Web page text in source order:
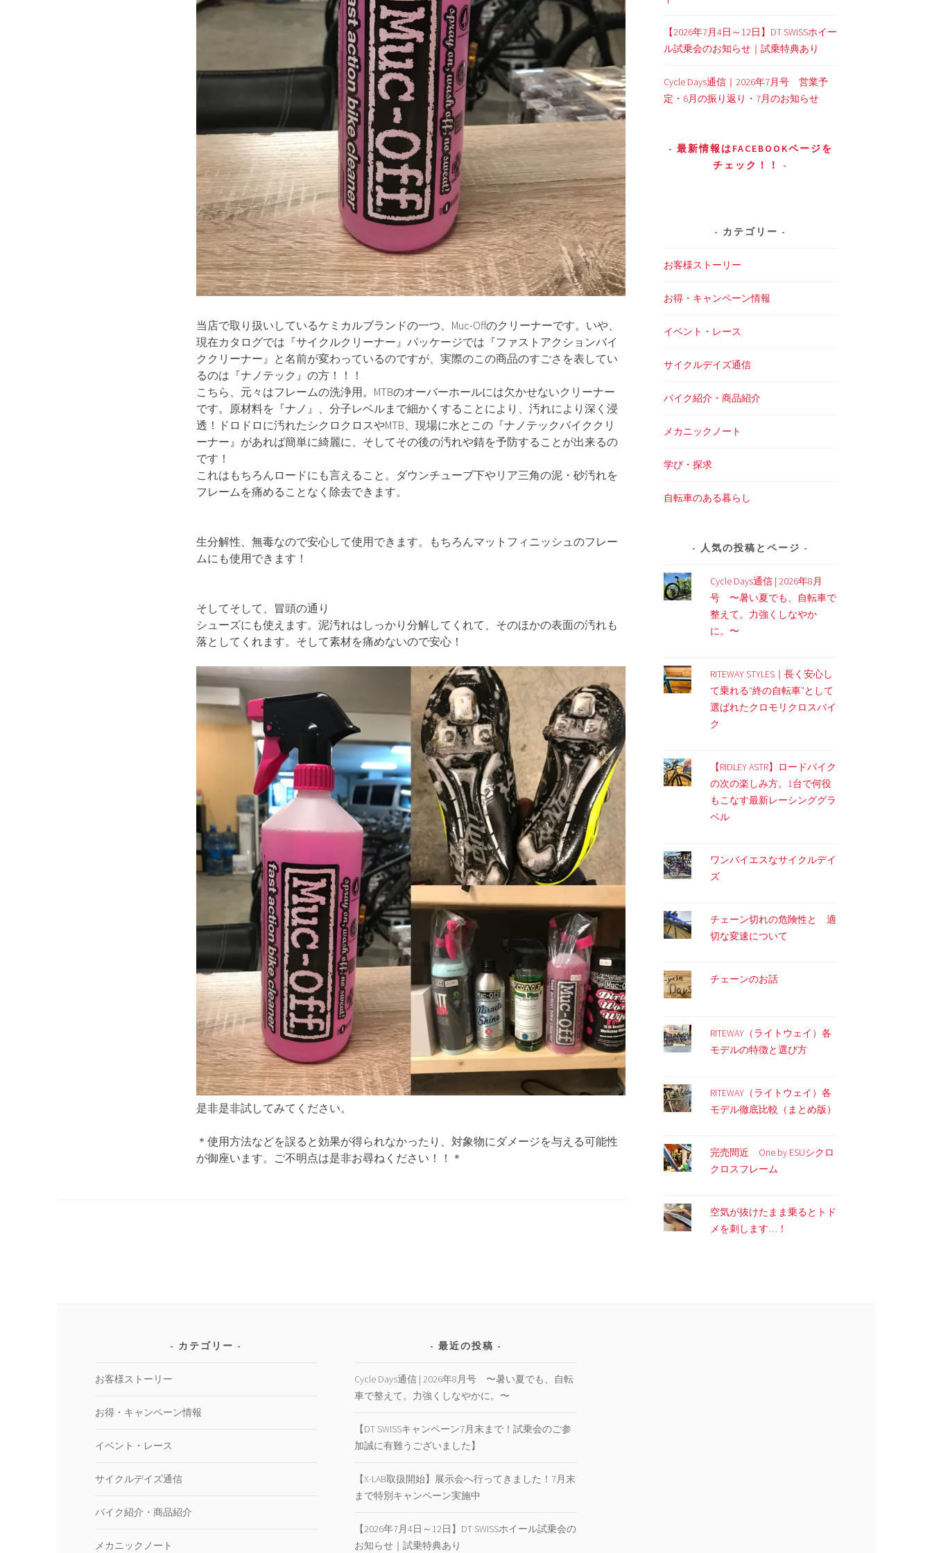
当店で取り扱いしているケミカルブランドの一つ、Muc-Offのクリーナーです。いや、
現在カタログでは『サイクルクリーナー』パッケージでは『ファストアクションバイ
ククリーナー』と名前が変わっているのですが、実際のこの商品のすごさを表してい
るのは『ナノテック』の方！！！
こちら、元々はフレームの洗浄用。MTBのオーバーホールには欠かせないクリーナー
です。原材料を『ナノ』、分子レベルまで細かくすることにより、汚れにより深く浸
透！ドロドロに汚れたシクロクロスやMTB、現場に水とこの『ナノテックバイククリ
ーナー』があれば簡単に綺麗に、そしてその後の汚れや錆を予防することが出来るの
です！
これはもちろんロードにも言えること。ダウンチューブ下やリア三角の泥・砂汚れを
フレームを痛めることなく除去できます。
生分解性、無毒なので安心して使用できます。もちろんマットフィニッシュのフレー
ムにも使用できます！
そしてそして、冒頭の通り
シューズにも使えます。泥汚れはしっかり分解してくれて、そのほかの表面の汚れも
落としてくれます。そして素材を痛めないので安心！
是非是非試してみてください。
＊使用方法などを誤ると効果が得られなかったり、対象物にダメージを与える可能性
が御座います。ご不明点は是非お尋ねください！！＊
【2026年7月4日～12日】DT SWISSホイー
ル試乗会のお知らせ｜試乗特典あり
Cycle Days通信｜2026年7月号 営業予
定・6月の振り返り・7月のお知らせ
最新情報はFACEBOOKページを
チェック！！
カテゴリー
お客様ストーリー
お得・キャンペーン情報
イベント・レース
サイクルデイズ通信
バイク紹介・商品紹介
メカニックノート
学び・探求
自転車のある暮らし
人気の投稿とページ
Cycle Days通信 | 2026年8月
号 〜暑い夏でも、自転車で
整えて。力強くしなやか
に。〜
RITEWAY STYLES｜長く安心し
て乗れる“終の自転車”として
選ばれたクロモリクロスバイ
ク
【RIDLEY ASTR】ロードバイク
の次の楽しみ方。1台で何役
もこなす最新レーシンググラ
ベル
ワンバイエスなサイクルデイ
ズ
チェーン切れの危険性と 適
切な変速について
チェーンのお話
RITEWAY（ライトウェイ）各
モデルの特徴と選び方
RITEWAY（ライトウェイ）各
モデル徹底比較（まとめ版）
完売間近 One by ESUシクロ
クロスフレーム
空気が抜けたまま乗るとトド
メを刺します…！
カテゴリー
お客様ストーリー
お得・キャンペーン情報
イベント・レース
サイクルデイズ通信
バイク紹介・商品紹介
メカニックノート
最近の投稿
Cycle Days通信 | 2026年8月号 〜暑い夏でも、自転
車で整えて。力強くしなやかに。〜
【DT SWISSキャンペーン7月末まで！試乗会のご参
加誠に有難うございました】
【X-LAB取扱開始】展示会へ行ってきました！7月末
まで特別キャンペーン実施中
【2026年7月4日～12日】DT SWISSホイール試乗会の
お知らせ｜試乗特典あり